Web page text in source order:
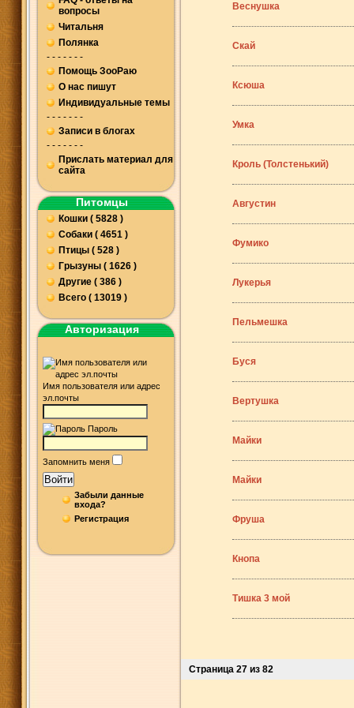
вопросы
Читальня
Полянка
- - - - - - -
Помощь ЗооРаю
О нас пишут
Индивидуальные темы
- - - - - - -
Записи в блогах
- - - - - - -
Прислать материал для
сайта
Питомцы
Кошки ( 5828 )
Собаки ( 4651 )
Птицы ( 528 )
Грызуны ( 1626 )
Другие ( 386 )
Всего ( 13019 )
Авторизация
Имя пользователя или адрес
эл.почты
Пароль
Запомнить меня
Войти
Забыли данные
входа?
Регистрация
Веснушка
Скай
Ксюша
Умка
Кроль (Толстенький)
Августин
Фумико
Лукерья
Пельмешка
Буся
Вертушка
Майки
Майки
Фруша
Кнопа
Тишка 3 мой
Страница 27 из 82